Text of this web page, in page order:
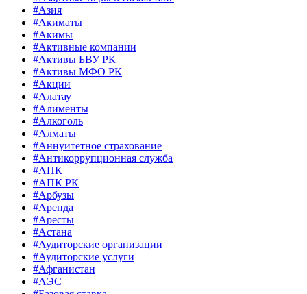
#Азия
#Акиматы
#Акимы
#Активные компании
#Активы БВУ РК
#Активы МФО РК
#Акции
#Алатау
#Алименты
#Алкоголь
#Алматы
#Аннуитетное страхование
#Антикоррупционная служба
#АПК
#АПК РК
#Арбузы
#Аренда
#Аресты
#Астана
#Аудиторские организации
#Аудиторские услуги
#Афганистан
#АЭС